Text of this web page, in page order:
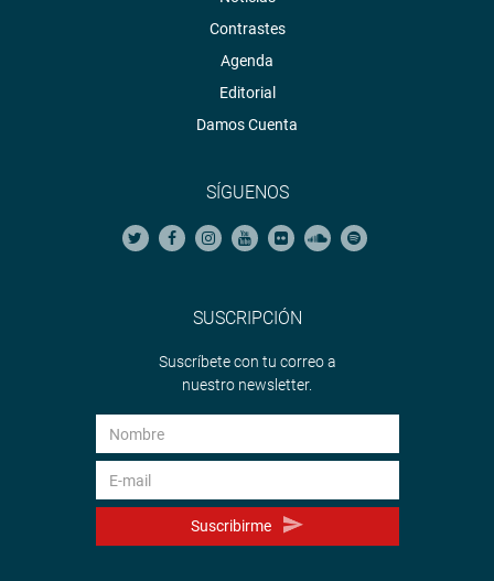
Contrastes
Agenda
Editorial
Damos Cuenta
SÍGUENOS
SUSCRIPCIÓN
Suscríbete con tu correo a
nuestro newsletter.
Suscribirme